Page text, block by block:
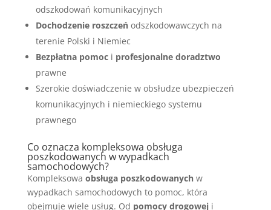
odszkodowań komunikacyjnych
Dochodzenie roszczeńodszkodowawczych na
terenie Polski i Niemiec
Bezpłatna pomoci profesjonalne doradztwo
prawne
Szerokie doświadczenie w obsłudze ubezpieczeń
komunikacyjnych i niemieckiego systemu
prawnego
Co oznacza kompleksowa obsługa
poszkodowanych w wypadkach
samochodowych?
Kompleksowa obsługa poszkodowanychw
wypadkach samochodowych to pomoc, która
obejmuje wiele usług. Od pomocy drogoweji